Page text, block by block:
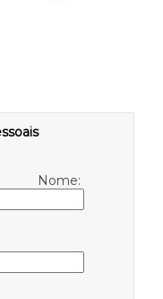
Nome: